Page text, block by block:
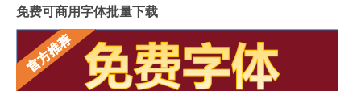
免费可商用字体批量下载